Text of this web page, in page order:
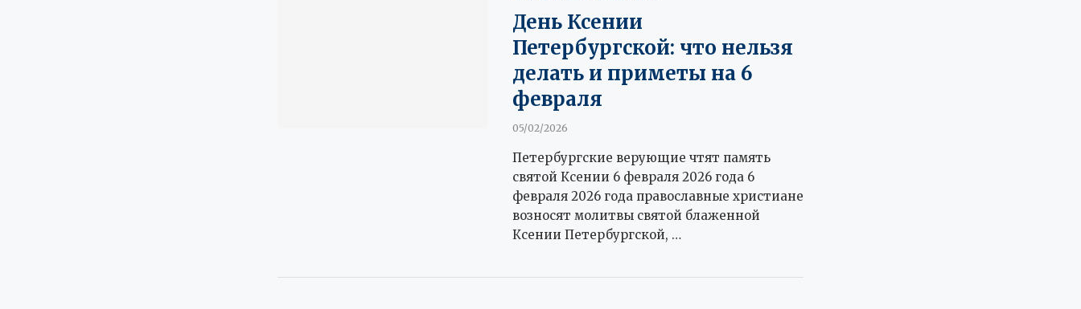
День Ксении
Петербургской: что нельзя
делать и приметы на 6
февраля
05/02/2026
Петербургские верующие чтят память
святой Ксении 6 февраля 2026 года 6
февраля 2026 года православные христиане
возносят молитвы святой блаженной
Ксении Петербургской, …